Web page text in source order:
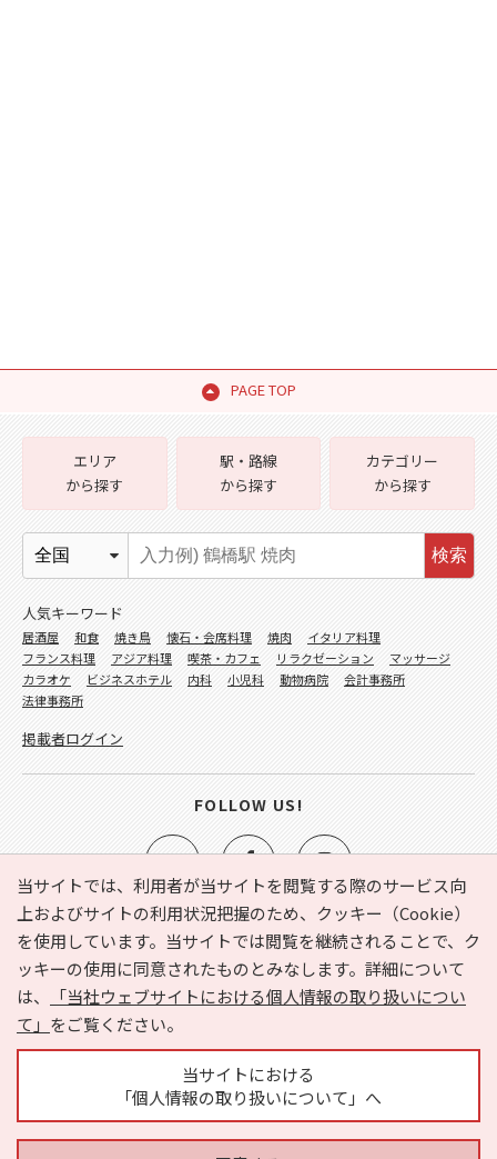
PAGE TOP
当サイトでは、利用者が当サイトを閲覧する際のサービス向
上およびサイトの利用状況把握のため、クッキー（Cookie）
を使用しています。当サイトでは閲覧を継続されることで、ク
ッキーの使用に同意されたものとみなします。詳細について
は、
「当社ウェブサイトにおける個人情報の取り扱いについ
て」 をご覧ください。
当サイトにおける
「個人情報の取り扱いについて」へ
e-NAVITA（イーナビタ）とは？ お気に入り
ヘルプ
利用規約
個人情報の取り扱いについて
運営会社
サイトマップ
広告掲載に関するお問い合わせ
エリア
から探す
駅・路線
から探す
カテゴリー
から探す
検索
人気キーワード
居酒屋 和食 焼き鳥 懐石・会席料理 焼肉
イタリア料理
フランス料理
アジア料理 喫茶・カフェ リラクゼーション
マッサージ
カラオケ
ビジネスホテル 内科 小児科 動物病院
会計事務所
法律事務所
掲載者ログイン
FOLLOW US!